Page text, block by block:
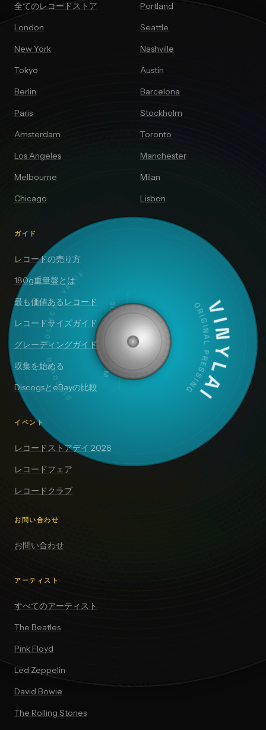
VINYLAI
ORIGINAL PRESSING
SIDE A — 33⅓ RPM
DISCOVER · COLLECT · VALUE
全てのレコードストア
London
New York
Tokyo
Berlin
Paris
Amsterdam
Los Angeles
Melbourne
Chicago
Portland
Seattle
Nashville
Austin
Barcelona
Stockholm
Toronto
Manchester
Milan
Lisbon
ガイド
レコードの売り方
180g重量盤とは
最も価値あるレコード
レコードサイズガイド
グレーディングガイド
収集を始める
DiscogsとeBayの比較
イベント
レコードストアデイ 2026
レコードフェア
レコードクラブ
お問い合わせ
お問い合わせ
アーティスト
すべてのアーティスト
The Beatles
Pink Floyd
Led Zeppelin
David Bowie
The Rolling Stones